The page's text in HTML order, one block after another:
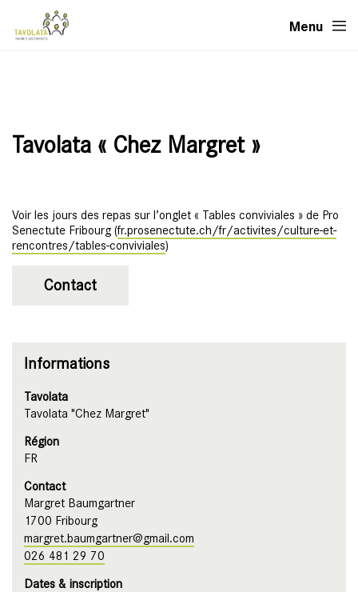
Menu
Tavolata « Chez Margret »
Voir les jours des repas sur l’onglet « Tables conviviales » de Pro
Senectute Fribourg (fr.prosenectute.ch/fr/activites/culture-et-
rencontres/tables-conviviales)
Contact
Informations
Tavolata
Tavolata "Chez Margret"
Région
FR
Contact
Margret Baumgartner
1700 Fribourg
margret.baumgartner@gmail.com
026 481 29 70
Dates & inscription